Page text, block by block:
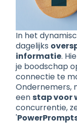
In het
dagelijks
informatie.
je boodschap
connectie te
Ondernemers,
een stap voor
concurrentie,
'